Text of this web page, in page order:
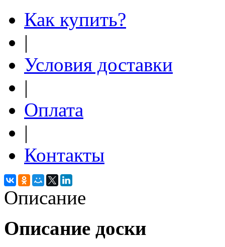
Как купить?
|
Условия доставки
|
Оплата
|
Контакты
Описание
Описание доски